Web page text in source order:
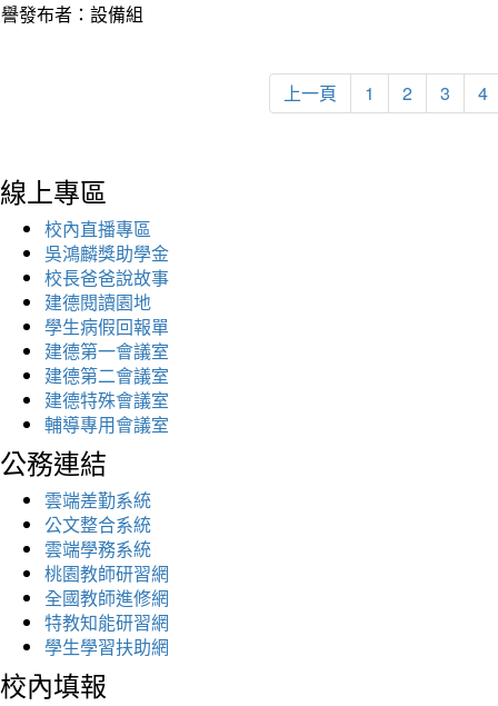
發布者：設備組
上一頁 1 2 3 4
線上專區
校內直播專區
吳鴻麟獎助學金
校長爸爸說故事
建德閱讀園地
學生病假回報單
建德第一會議室
建德第二會議室
建德特殊會議室
輔導專用會議室
公務連結
雲端差勤系統
公文整合系統
雲端學務系統
桃園教師研習網
全國教師進修網
特教知能研習網
學生學習扶助網
校內填報